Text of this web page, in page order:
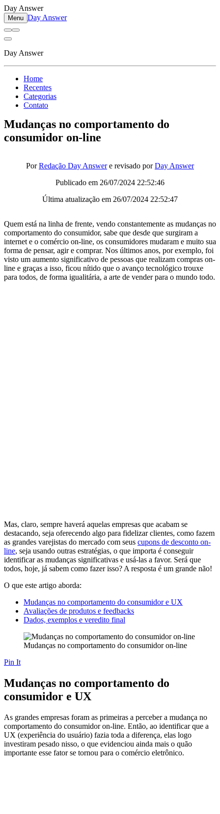
Day Answer
Menu Day Answer
Day Answer
Home
Recentes
Categorias
Contato
Mudanças no comportamento do
consumidor on-line
PorRedação Day Answere revisado porDay Answer
Publicado em 26/07/2024 22:52:46
Última atualização em 26/07/2024 22:52:47
Quem está na linha de frente, vendo constantemente as mudanças no
comportamento do consumidor, sabe que desde que surgiram a
internet e o comércio on-line, os consumidores mudaram e muito sua
forma de pensar, agir e comprar. Nos últimos anos, por exemplo, foi
visto um aumento significativo de pessoas que realizam compras on-
line e graças a isso, ficou nítido que o avanço tecnológico trouxe
para todos, de forma igualitária, a arte de vender para o mundo todo.
Mas, claro, sempre haverá aquelas empresas que acabam se
destacando, seja oferecendo algo para fidelizar clientes, como fazem
as grandes varejistas do mercado com seus cupons de desconto on-
line, seja usando outras estratégias, o que importa é conseguir
identificar as mudanças significativas e usá-las a favor. Será que
todos, hoje, já sabem como fazer isso? A resposta é um grande não!
O que este artigo aborda:
Mudanças no comportamento do consumidor e UX
Avaliações de produtos e feedbacks
Dados, exemplos e veredito final
Mudanças no comportamento do consumidor on-line
Pin It
Mudanças no comportamento do
consumidor e UX
As grandes empresas foram as primeiras a perceber a mudança no
comportamento do consumidor on-line. Então, ao identificar que a
UX (experiência do usuário) fazia toda a diferença, elas logo
investiram pesado nisso, o que evidenciou ainda mais o quão
importante esse fator se tornou para o comércio eletrônico.